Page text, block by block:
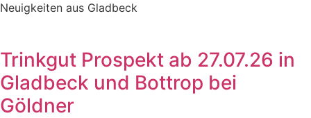
Neuigkeiten aus Gladbeck
Trinkgut Prospekt ab 27.07.26 in
Gladbeck und Bottrop bei
Göldner